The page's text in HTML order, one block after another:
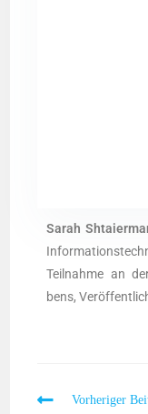
Sarah
Teil­nah­me an
bens,
Vorheriger